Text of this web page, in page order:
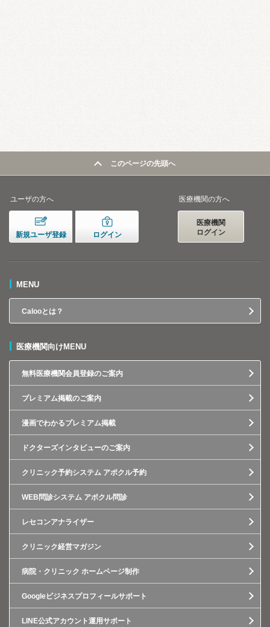
このページの先頭へ
ユーザの方へ
新規ユーザ登録 ログイン
医療機関の方へ
医療機関
ログイン
MENU
Calooとは？
医療機関向けMENU
無料医療機関会員登録のご案内
プレミアム掲載のご案内
漫画でわかるプレミアム掲載
ドクターズインタビューのご案内
クリニック予約システム アポクル予約
WEB問診システム アポクル問診
レセコンアナライザー
クリニック経営マガジン
病院・クリニック ホームページ制作
Googleビジネスプロフィールサポート
LINE公式アカウント運用サポート